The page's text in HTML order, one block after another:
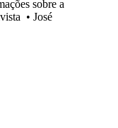
sobre a
• José